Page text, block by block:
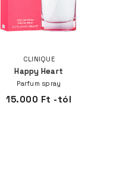
CLINIQUE
Happy Heart
Parfum spray
15.000 Ft -tól